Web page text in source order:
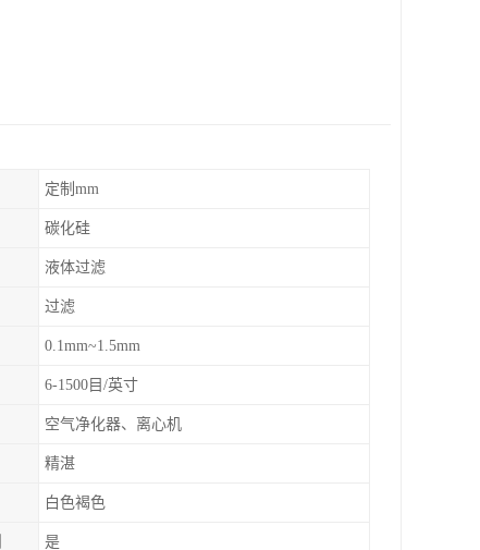
定制mm
碳化硅
液体过滤
过滤
0.1mm~1.5mm
6-1500目/英寸
空气净化器、离心机
精湛
白色褐色
是